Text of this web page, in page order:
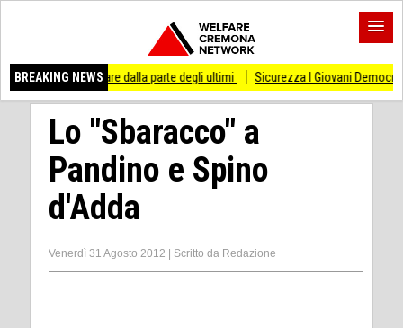
BREAKING NEWS
dalla parte degli ultimi Sicurezza I Giovani Democratici ribattono ai
Lo "Sbaracco" a
Pandino e Spino
d'Adda
Venerdì 31 Agosto 2012 Scritto da Redazione